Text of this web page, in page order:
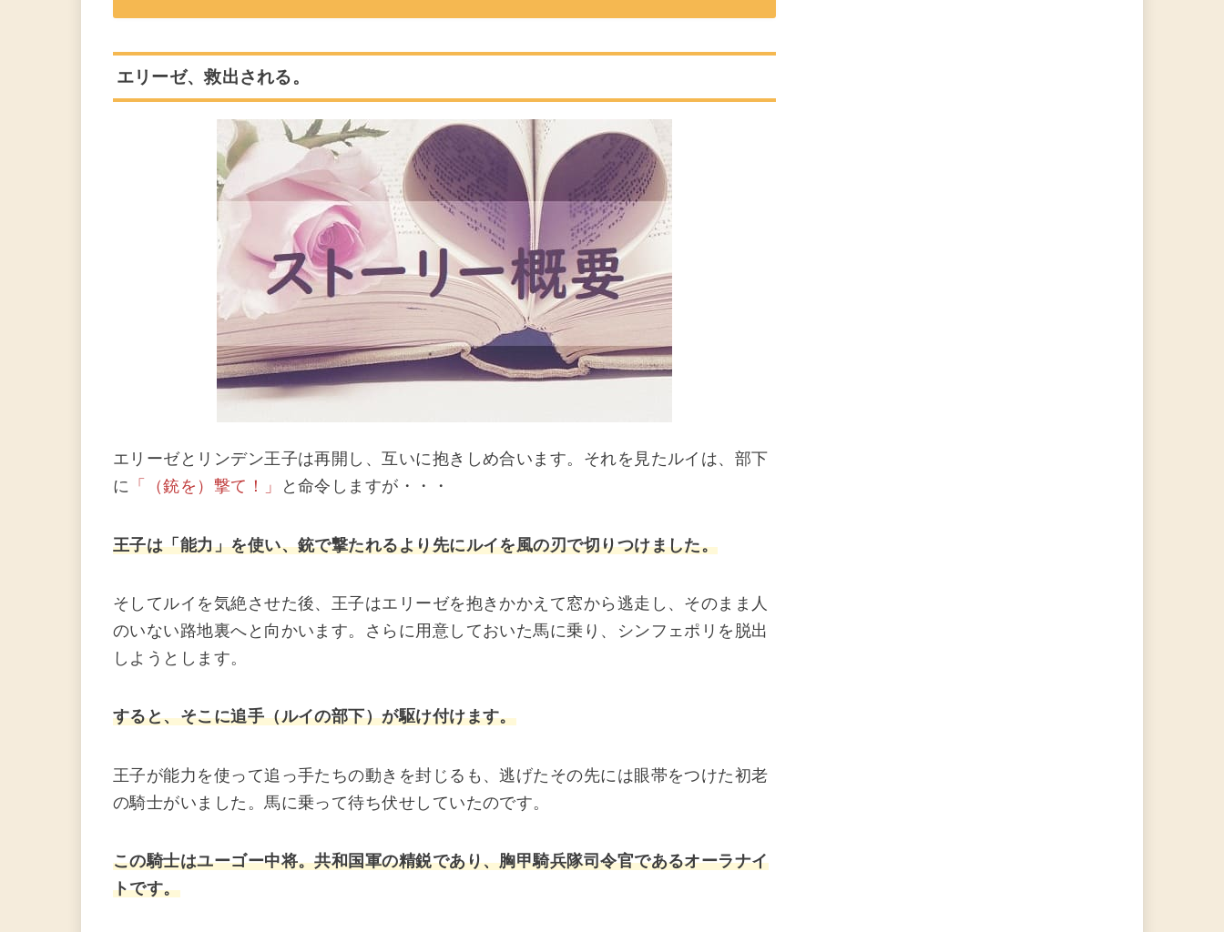
エリーゼ、救出される。
エリーゼとリンデン王子は再開し、互いに抱きしめ合います。それを見たルイは、部下
に 「（銃を）撃て！」 と命令しますが・・・
王子は「能力」を使い、銃で撃たれるより先にルイを風の刃で切りつけました。
そしてルイを気絶させた後、王子はエリーゼを抱きかかえて窓から逃走し、そのまま人
のいない路地裏へと向かいます。さらに用意しておいた馬に乗り、シンフェポリを脱出
しようとします。
すると、そこに追手（ルイの部下）が駆け付けます。
王子が能力を使って追っ手たちの動きを封じるも、逃げたその先には眼帯をつけた初老
の騎士がいました。馬に乗って待ち伏せしていたのです。
この騎士はユーゴー中将。共和国軍の精鋭であり、胸甲騎兵隊司令官であるオーラナイ
トです。